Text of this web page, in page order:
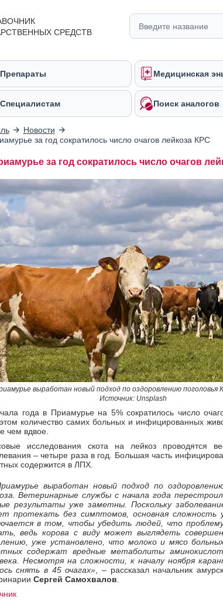
СРЕДСТВ
Препараты Медицинская
Специалистам Поиск аналогов
Новости
за год сократилось число очагов лейкоза КРС
за год сократилось число очагов
выработан новый подход по оздоровлению поголовья
Источник: Unsplash
года в Приамурье на 5% сократилось число
количество самих больных и инфицированных
чем вдвое.
исследования скота на лейкоз проводятся
– четыре раза в год. Большая часть
содержится в ЛПХ.
выработан новый подход по
Ветеринарные службы с начала года
результаты уже заметны. Поскольку
протекать без симптомов, основная сложность
в том, чтобы убедить людей, что
ведь корова с виду может выглядеть
уже установлено, что молоко и мясо
содержат вредные метаболиты
Несмотря на сложности, к началу ноября
снять в 45 очагах» , – рассказал начальник
Сергей Самохвалов